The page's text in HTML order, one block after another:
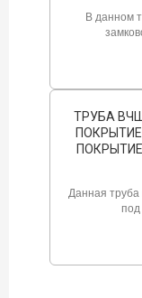
В данном
ТРУБА
Данная труба
под